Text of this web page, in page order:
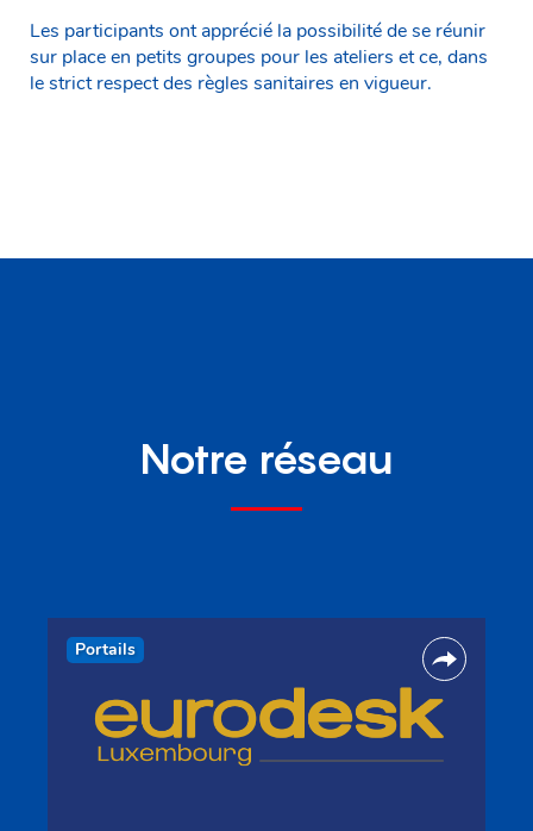
Les participants ont apprécié la possibilité de se réunir
sur place en petits groupes pour les ateliers et ce, dans
le strict respect des règles sanitaires en vigueur.
Notre réseau
Portails